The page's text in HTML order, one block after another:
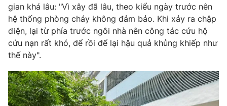
gian khá lâu: "Vì xây đã lâu, theo kiểu ngày trước nên
hệ thống phòng cháy không đảm bảo. Khi xảy ra chập
điện, lại từ phía trước ngôi nhà nên công tác cứu hộ
cứu nạn rất khó, để rồi để lại hậu quả khủng khiếp như
thế này".